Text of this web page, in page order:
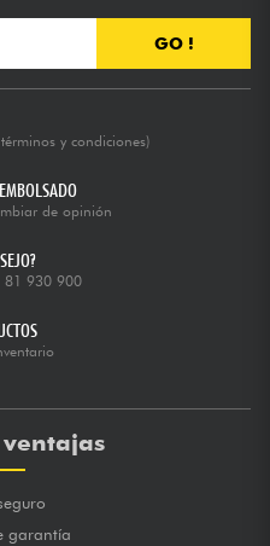
GO !
términos y condiciones)
de opinión
930 900
garantía